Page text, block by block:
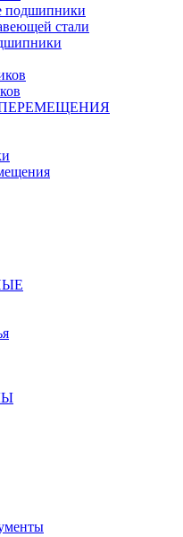
подшипники
стали